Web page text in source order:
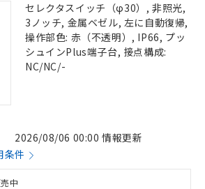
セレクタスイッチ（φ30）, 非照光,
3ノッチ, 金属ベゼル, 左に自動復帰,
操作部色: 赤（不透明）, IP66, プッ
シュインPlus端子台, 接点構成:
NC/NC/-
2026/08/06 00:00 情報更新
条件
中